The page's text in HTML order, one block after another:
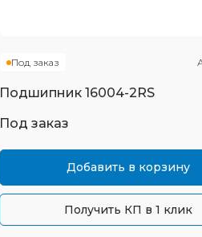
Под заказ
Подшипник 16004-2RS
Под заказ
Добавить в корзину
Получить КП в 1 клик